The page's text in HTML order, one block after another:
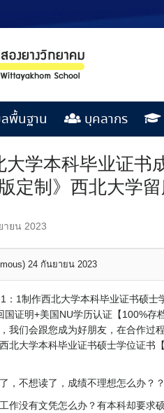
พื้นฐาน บุคลากร
大学本科毕业证
定制》西北大学
ายน 2023
24 กันยายน 2023
1：1制作西北大学本科毕业证书硕
国证明+美国NU学历认证【100%存
我们会跟您成为好朋友，在合作过
北大学本科毕业证书硕士学位证书
，不想读了，成绩不理想怎么办？
作没有文凭怎么办？有本科却要求